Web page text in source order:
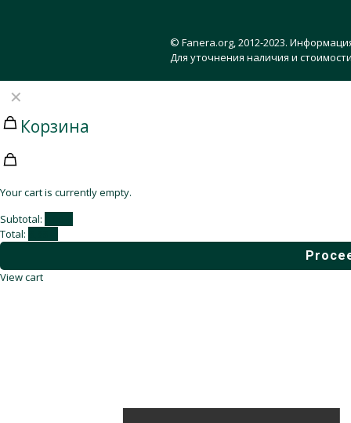
© Fanera.org, 2012-2023.
Для уточнения наличия и
✕
Корзина
Your cart is currently empty.
Subtotal:
Total:
View cart